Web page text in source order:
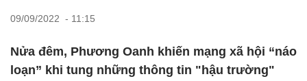
09/09/2022 - 11:15
Nửa đêm, Phương Oanh khiến mạng xã hội “náo
loạn” khi tung những thông tin "hậu trường"